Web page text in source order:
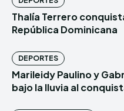
Thalía Terrero
República Dominicana
DEPORTES
Marileidy Paulino y
bajo la lluvia al